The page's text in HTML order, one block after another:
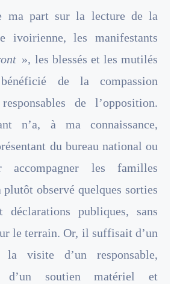
ma part sur la lecture de la
ivoirienne, les manifestants
», les blessés et les mutilés
de la compassion
de l’opposition.
n’a, à ma connaissance,
du bureau national ou
accompagner les familles
plutôt observé quelques sorties
déclarations publiques, sans
le terrain. Or, il suffisait d’un
visite d’un responsable,
d’un soutien matériel et